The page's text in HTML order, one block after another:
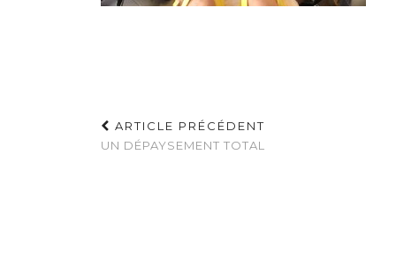
ARTICLE PRÉCÉDENT
UN DÉPAYSEMENT TOTAL